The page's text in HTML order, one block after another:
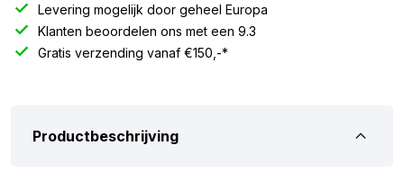
Levering mogelijk door geheel Europa
Klanten beoordelen ons met een 9.3
Gratis verzending vanaf €150,-*
Productbeschrijving